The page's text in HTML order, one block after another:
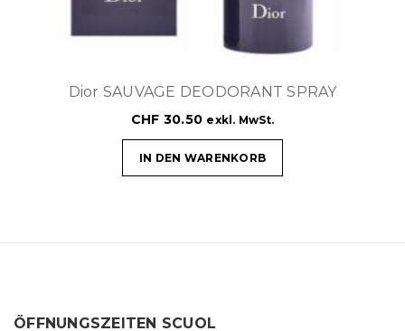
Dior SAUVAGE DEODORANT SPRAY
CHF 30.50 exkl. MwSt.
IN DEN WARENKORB
ÖFFNUNGSZEITEN SCUOL